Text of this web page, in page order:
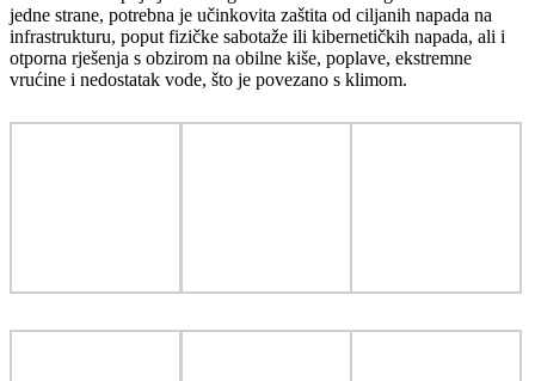
jedne strane, potrebna je učinkovita zaštita od ciljanih napada na
infrastrukturu, poput fizičke sabotaže ili kibernetičkih napada, ali i
otporna rješenja s obzirom na obilne kiše, poplave, ekstremne
vrućine i nedostatak vode, što je povezano s klimom.